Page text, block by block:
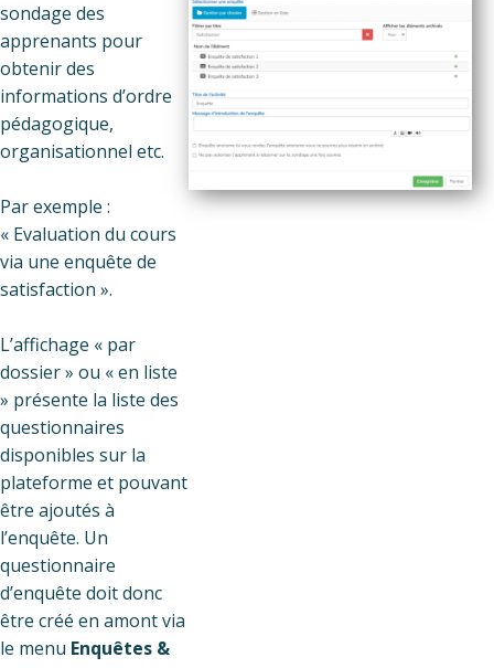
sondage des
apprenants pour
obtenir des
informations d’ordre
pédagogique,
organisationnel etc.
Par exemple :
« Evaluation du cours
via une enquête de
satisfaction ».
L’affichage « par
dossier » ou « en liste
» présente la liste des
questionnaires
disponibles sur la
plateforme et pouvant
être ajoutés à
l’enquête. Un
questionnaire
d’enquête doit donc
être créé en amont via
le menu Enquêtes &